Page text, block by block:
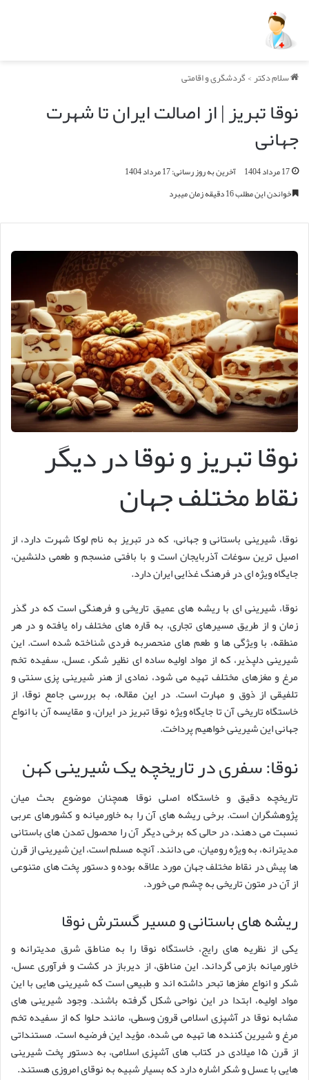
سلام دکتر>گردشگری و اقامتی
نوقا تبریز | از اصالت ایران تا شهرت
جهانی
17 مرداد 1404
آخرین به روز رسانی: 17 مرداد 1404
خواندن این مطلب 16 دقیقه زمان میبرد
نوقا تبریز و نوقا در دیگر
نقاط مختلف جهان
نوقا، شیرینی باستانی و جهانی، که در تبریز به نام لوکا شهرت دارد، از
اصیل ترین سوغات آذربایجان است و با بافتی منسجم و طعمی دلنشین،
جایگاه ویژه ای در فرهنگ غذایی ایران دارد.
نوقا، شیرینی ای با ریشه های عمیق تاریخی و فرهنگی است که در گذر
زمان و از طریق مسیرهای تجاری، به قاره های مختلف راه یافته و در هر
منطقه، با ویژگی ها و طعم های منحصربه فردی شناخته شده است. این
شیرینی دلپذیر، که از مواد اولیه ساده ای نظیر شکر، عسل، سفیده تخم
مرغ و مغزهای مختلف تهیه می شود، نمادی از هنر شیرینی پزی سنتی و
تلفیقی از ذوق و مهارت است. در این مقاله، به بررسی جامع نوقا، از
خاستگاه تاریخی آن تا جایگاه ویژه نوقا تبریز در ایران، و مقایسه آن با انواع
جهانی این شیرینی خواهیم پرداخت.
نوقا: سفری در تاریخچه یک شیرینی کهن
تاریخچه دقیق و خاستگاه اصلی نوقا همچنان موضوع بحث میان
پژوهشگران است. برخی ریشه های آن را به خاورمیانه و کشورهای عربی
نسبت می دهند، در حالی که برخی دیگر آن را محصول تمدن های باستانی
مدیترانه، به ویژه رومیان، می دانند. آنچه مسلم است، این شیرینی از قرن
ها پیش در نقاط مختلف جهان مورد علاقه بوده و دستور پخت های متنوعی
از آن در متون تاریخی به چشم می خورد.
ریشه های باستانی و مسیر گسترش نوقا
یکی از نظریه های رایج، خاستگاه نوقا را به مناطق شرق مدیترانه و
خاورمیانه بازمی گرداند. این مناطق، از دیرباز در کشت و فرآوری عسل،
شکر و انواع مغزها تبحر داشته اند و طبیعی است که شیرینی هایی با این
مواد اولیه، ابتدا در این نواحی شکل گرفته باشند. وجود شیرینی های
مشابه نوقا در آشپزی اسلامی قرون وسطی، مانند حلوا که از سفیده تخم
مرغ و شیرین کننده ها تهیه می شده، مؤید این فرضیه است. مستنداتی
از قرن ۱۵ میلادی در کتاب های آشپزی اسلامی، به دستور پخت شیرینی
هایی با عسل و شکر اشاره دارد که بسیار شبیه به نوقای امروزی هستند.